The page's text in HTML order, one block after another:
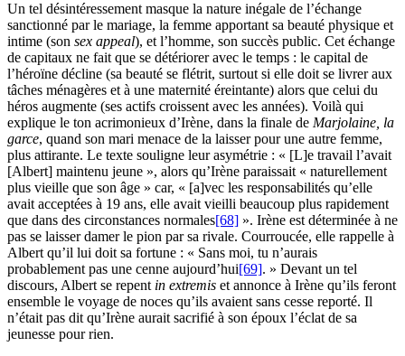
Un tel désintéressement masque la nature inégale de l’échange
sanctionné par le mariage, la femme apportant sa beauté physique et
intime (son sex appeal), et l’homme, son succès public. Cet échange
de capitaux ne fait que se détériorer avec le temps : le capital de
l’héroïne décline (sa beauté se flétrit, surtout si elle doit se livrer aux
tâches ménagères et à une maternité éreintante) alors que celui du
héros augmente (ses actifs croissent avec les années). Voilà qui
explique le ton acrimonieux d’Irène, dans la finale de Marjolaine, la
garce, quand son mari menace de la laisser pour une autre femme,
plus attirante. Le texte souligne leur asymétrie : « [L]e travail l’avait
[Albert] maintenu jeune », alors qu’Irène paraissait « naturellement
plus vieille que son âge » car, « [a]vec les responsabilités qu’elle
avait acceptées à 19 ans, elle avait vieilli beaucoup plus rapidement
que dans des circonstances normales[68] ». Irène est déterminée à ne
pas se laisser damer le pion par sa rivale. Courroucée, elle rappelle à
Albert qu’il lui doit sa fortune : « Sans moi, tu n’aurais
probablement pas une cenne aujourd’hui[69]. » Devant un tel
discours, Albert se repent in extremis et annonce à Irène qu’ils feront
ensemble le voyage de noces qu’ils avaient sans cesse reporté. Il
n’était pas dit qu’Irène aurait sacrifié à son époux l’éclat de sa
jeunesse pour rien.